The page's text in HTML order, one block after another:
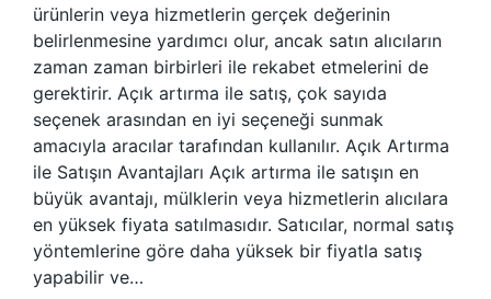
ürünlerin veya hizmetlerin gerçek değerinin
belirlenmesine yardımcı olur, ancak satın alıcıların
zaman zaman birbirleri ile rekabet etmelerini de
gerektirir. Açık artırma ile satış, çok sayıda
seçenek arasından en iyi seçeneği sunmak
amacıyla aracılar tarafından kullanılır. Açık Artırma
ile Satışın Avantajları Açık artırma ile satışın en
büyük avantajı, mülklerin veya hizmetlerin alıcılara
en yüksek fiyata satılmasıdır. Satıcılar, normal satış
yöntemlerine göre daha yüksek bir fiyatla satış
yapabilir ve…